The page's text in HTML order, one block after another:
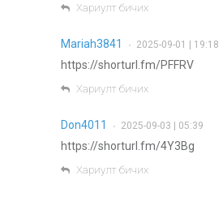
Хариулт бичих
Mariah3841 • 2025-09-01 | 19:18
https://shorturl.fm/PFFRV
Хариулт бичих
Don4011 • 2025-09-03 | 05:39
https://shorturl.fm/4Y3Bg
Хариулт бичих